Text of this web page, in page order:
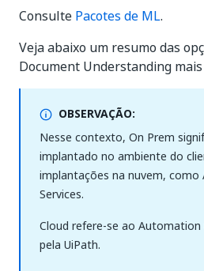
Consulte Pacotes de ML.
Veja abaixo um resumo das
Document Understanding
OBSERVAÇÃO:
Nesse contexto, On Prem
implantado no ambiente do
implantações na nuvem, como
Services.
Cloud refere-se ao Automation
pela UiPath.